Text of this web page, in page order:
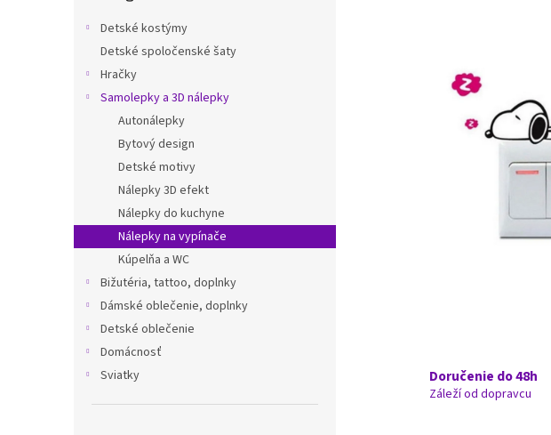
Detské kostýmy
Detské spoločenské šaty
Hračky
Samolepky a 3D nálepky
Autonálepky
Bytový design
Detské motivy
Nálepky 3D efekt
Nálepky do kuchyne
Nálepky na vypínače
Kúpelňa a WC
Bižutéria, tattoo, doplnky
Dámské oblečenie, doplnky
Detské oblečenie
Domácnosť
Sviatky
Doručenie do 48h
Záleží od dopravcu